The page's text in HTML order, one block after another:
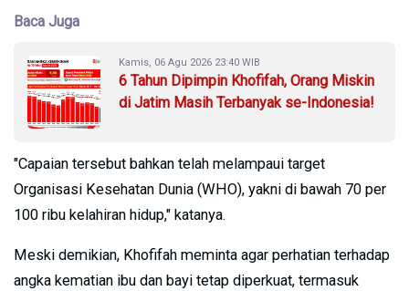
Baca Juga
Kamis, 06 Agu 2026 23:40 WIB
6 Tahun Dipimpin Khofifah, Orang Miskin
di Jatim Masih Terbanyak se-Indonesia!
"Capaian tersebut bahkan telah melampaui target
Organisasi Kesehatan Dunia (WHO), yakni di bawah 70 per
100 ribu kelahiran hidup," katanya.
Meski demikian, Khofifah meminta agar perhatian terhadap
angka kematian ibu dan bayi tetap diperkuat, termasuk